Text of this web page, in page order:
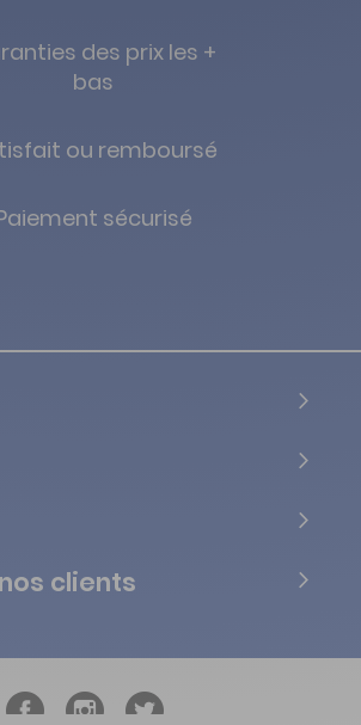
des prix les +
bas
ou remboursé
sécurisé
clients